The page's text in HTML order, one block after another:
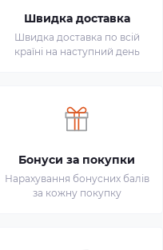
Швидка доставка
Швидка доставка по всій
країні на наступний день
Бонуси за покупки
Нарахування бонусних балів
за кожну покупку